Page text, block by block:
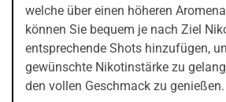
welche über einen höheren
können Sie bequem je nach Ziel
entsprechende Shots hinzufügen,
gewünschte Nikotinstärke zu
den vollen Geschmack zu genießen.